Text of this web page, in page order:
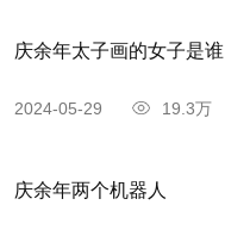
庆余年太子画的女子是谁
2024-05-29 19.3万
庆余年两个机器人